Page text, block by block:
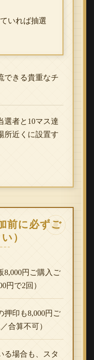
いれば抽選
できる貴重なチ
選者と10マス達
所近くに設置す
前に必ずご
）
8,000円ご購入ご
円で2回）
押印も8,000円ご
合算不可）
る場合も、スタ